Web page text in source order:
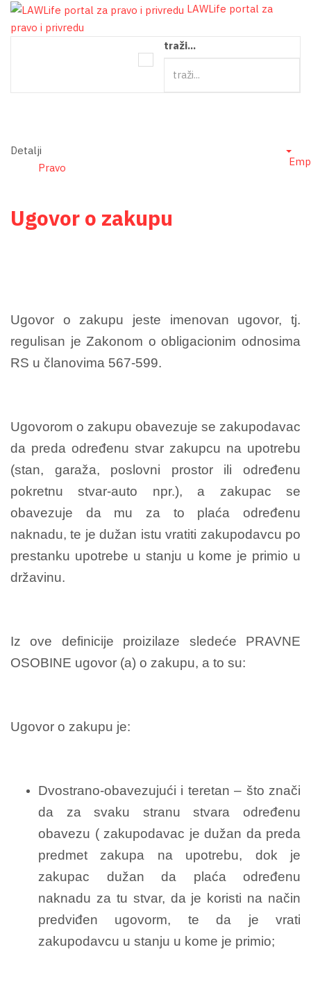
LAWLife portal za
pravo i privredu
traži...
Detalji
Pravo
Ugovor o zakupu
Ugovor o zakupu jeste imenovan ugovor, tj.
regulisan je Zakonom o obligacionim odnosima
RS u članovima 567-599.
Ugovorom o zakupu obavezuje se zakupodavac
da preda određenu stvar zakupcu na upotrebu
(stan, garaža, poslovni prostor ili određenu
pokretnu stvar-auto npr.), a zakupac se
obavezuje da mu za to plaća određenu
naknadu, te je dužan istu vratiti zakupodavcu po
prestanku upotrebe u stanju u kome je primio u
državinu.
Iz ove definicije proizilaze sledeće PRAVNE
OSOBINE ugovor (a) o zakupu, a to su:
Ugovor o zakupu je:
Dvostrano-obavezujući i teretan – što znači
da za svaku stranu stvara određenu
obavezu ( zakupodavac je dužan da preda
predmet zakupa na upotrebu, dok je
zakupac dužan da plaća određenu
naknadu za tu stvar, da je koristi na način
predviđen ugovorm, te da je vrati
zakupodavcu u stanju u kome je primio;